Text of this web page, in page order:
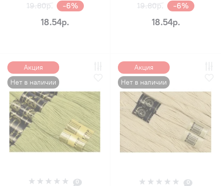
19.80р.
-6%
18.54р.
19.80р.
-6%
18.54р.
Акция
Нет в наличии
0
Акция
Нет в наличии
0